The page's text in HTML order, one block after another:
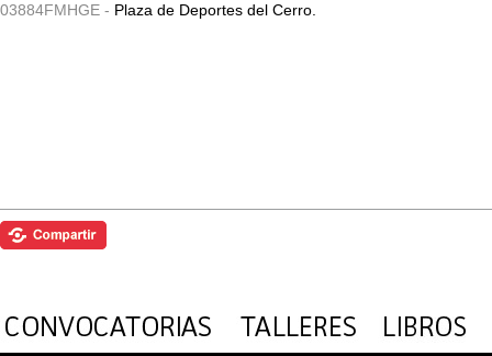
03884FMHGE - Plaza de Deportes del Cerro.